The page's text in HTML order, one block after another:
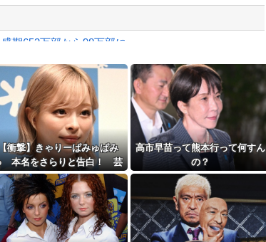
Powered by livedoor 相互RSS
期653万部から98万部に...
モザ無し映像が公開される。
たから>>3する」
山の兆し＝韓国の反応
ーゴール！！
衝撃】きゃりーぱみゅぱみ
本名をさらりと告白！ 芸
名の由来も明かす！！
高市早苗って熊本行って何すん
の？